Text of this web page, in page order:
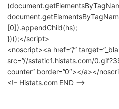
[0]).appendChild(hs);
})();</script>
<noscript><a href=”/”
src=”//sstatic1.histats.com/
counter” border=”0″></a></
<!– Histats.com END –>